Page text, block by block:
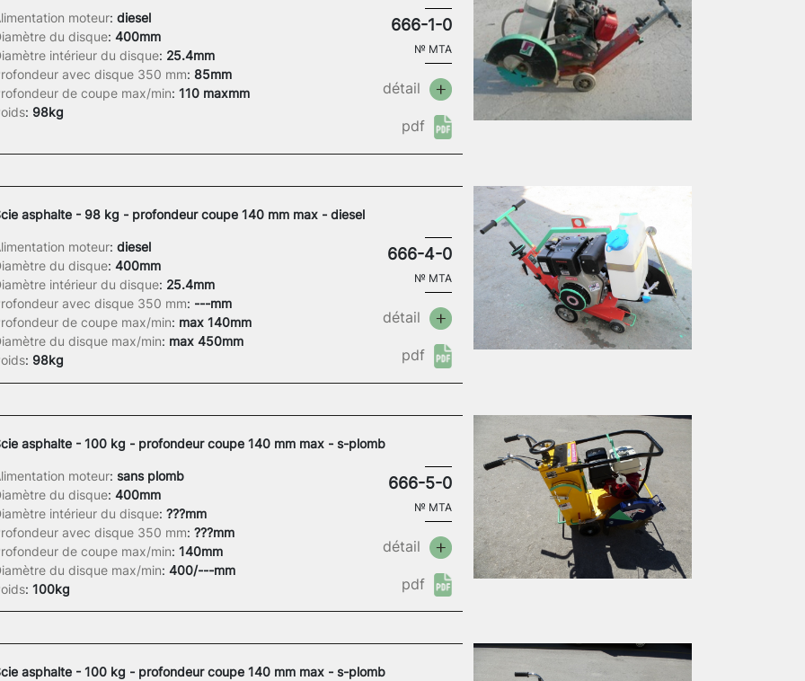
moteur: diesel
du disque: 400mm
intérieur du disque: 25.4mm
avec disque 350 mm: 85mm
de coupe max/min: 110 maxmm
: 98kg
666-1-0
№ MTA
détail
pdf
asphalte - 98 kg - profondeur coupe 140 mm max - diesel
moteur: diesel
du disque: 400mm
intérieur du disque: 25.4mm
avec disque 350 mm: ---mm
de coupe max/min: max 140mm
du disque max/min: max 450mm
: 98kg
666-4-0
№ MTA
détail
pdf
asphalte - 100 kg - profondeur coupe 140 mm max - s-plomb
moteur: sans plomb
du disque: 400mm
intérieur du disque: ???mm
avec disque 350 mm: ???mm
de coupe max/min: 140mm
du disque max/min: 400/---mm
: 100kg
666-5-0
№ MTA
détail
pdf
asphalte - 100 kg - profondeur coupe 140 mm max - s-plomb